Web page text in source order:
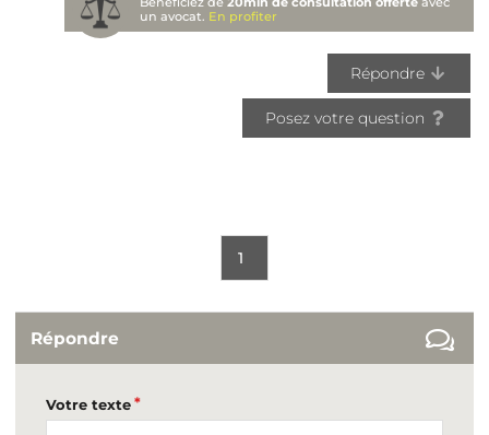
un avocat. En profiter
Répondre
Posez votre question
1
Répondre
Votre texte